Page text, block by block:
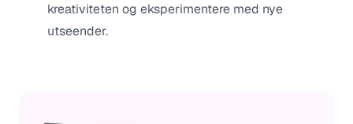
kreativiteten og eksperimentere med nye
utseender.